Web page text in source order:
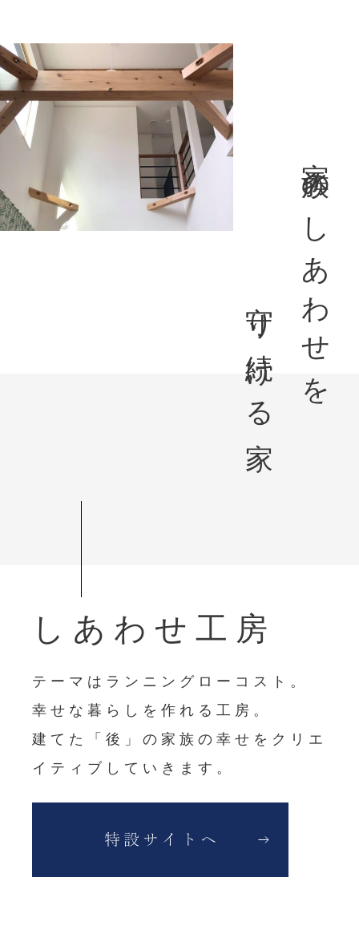
家族のしあわせを
守り続ける家
しあわせ工房
テーマはランニングローコスト。
幸せな暮らしを作れる工房。
建てた「後」の家族の幸せをクリエ
イティブしていきます。